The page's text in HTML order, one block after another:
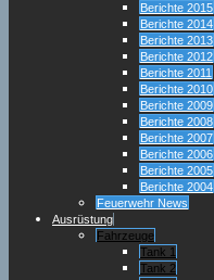
Berichte 2015
Berichte 2014
Berichte 2013
Berichte 2012
Berichte 2011
Berichte 2010
Berichte 2009
Berichte 2008
Berichte 2007
Berichte 2006
Berichte 2005
Berichte 2004
Feuerwehr News
Ausrüstung
Fahrzeuge
Tank 1
Tank 2